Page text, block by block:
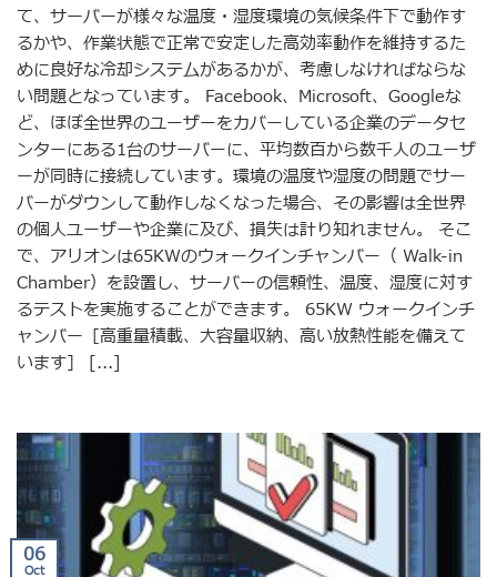
て、サーバーが様々な温度・湿度環境の気候条件下で動作す
るかや、作業状態で正常で安定した高効率動作を維持するた
めに良好な冷却システムがあるかが、考慮しなければならな
い問題となっています。 Facebook、Microsoft、Googleな
ど、ほぼ全世界のユーザーをカバーしている企業のデータセ
ンターにある1台のサーバーに、平均数百から数千人のユーザ
ーが同時に接続しています。環境の温度や湿度の問題でサー
バーがダウンして動作しなくなった場合、その影響は全世界
の個人ユーザーや企業に及び、損失は計り知れません。 そこ
で、アリオンは65KWのウォークインチャンバー（ Walk-in
Chamber）を設置し、サーバーの信頼性、温度、湿度に対す
るテストを実施することができます。 65KW ウォークインチ
ャンバー［高重量積載、大容量収納、高い放熱性能を備えて
います］ [...]
06
Oct